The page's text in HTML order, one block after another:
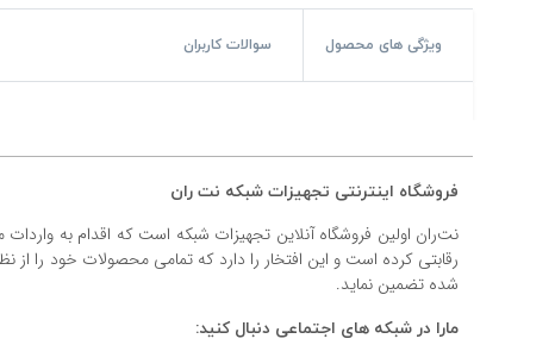
#ترانکینگ لگراند
#ترانکینگ دانوب
#کیستون شبکه
#پچ پنل لگراند
ویژگی های محصول سوالات کاربران
فروشگاه اینترنتی تجهیزات شبکه نت ران
نت‌ران اولین فروشگاه آنلاین تجهیزات شبکه است که اقدام به
رقابتی کرده است و این افتخار را دارد که تمامی محصولات خود را از
شده تضمین نماید.
مارا در شبکه های اجتماعی دنبال کنید: